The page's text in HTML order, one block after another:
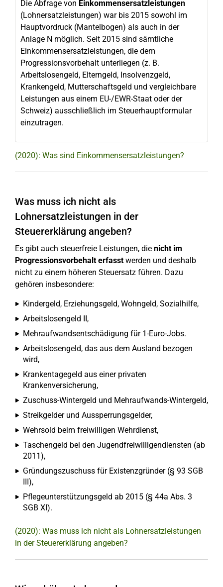
Die Abfrage von Einkommensersatzleistungen
(Lohnersatzleistungen) war bis 2015 sowohl im
Hauptvordruck (Mantelbogen) als auch in der
Anlage N möglich. Seit 2015 sind sämtliche
Einkommensersatzleistungen, die dem
Progressionsvorbehalt unterliegen (z. B.
Arbeitslosengeld, Elterngeld, Insolvenzgeld,
Krankengeld, Mutterschaftsgeld und vergleichbare
Leistungen aus einem EU-/EWR-Staat oder der
Schweiz) ausschließlich im Steuerhauptformular
einzutragen.
(2020): Was sind Einkommensersatzleistungen?
Was muss ich nicht als
Lohnersatzleistungen in der
Steuererklärung angeben?
Es gibt auch steuerfreie Leistungen, die nicht im
Progressionsvorbehalt erfasstwerden und deshalb
nicht zu einem höheren Steuersatz führen. Dazu
gehören insbesondere:
Kindergeld, Erziehungsgeld, Wohngeld, Sozialhilfe,
Arbeitslosengeld II,
Mehraufwandsentschädigung für 1-Euro-Jobs.
Arbeitslosengeld, das aus dem Ausland bezogen
wird,
Krankentagegeld aus einer privaten
Krankenversicherung,
Zuschuss-Wintergeld und Mehraufwands-Wintergeld,
Streikgelder und Aussperrungsgelder,
Wehrsold beim freiwilligen Wehrdienst,
Taschengeld bei den Jugendfreiwilligendiensten (ab
2011),
Gründungszuschuss für Existenzgründer (§ 93 SGB
III),
Pflegeunterstützungsgeld ab 2015 (§ 44a Abs. 3
SGB XI).
(2020): Was muss ich nicht als Lohnersatzleistungen
in der Steuererklärung angeben?